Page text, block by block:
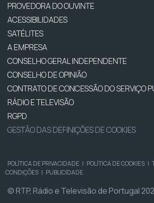
PROVEDORA DO OUVINTE
ACESSIBILIDADES
SATÉLITES
A EMPRESA
CONSELHO GERAL INDEPENDENTE
CONSELHO DE OPINIÃO
CONTRATO DE CONCESSÃO DO SERVIÇO
RÁDIO E TELEVISÃO
RGPD
GESTÃO DAS DEFINIÇÕES DE COOKIES
POLÍTICA DE PRIVACIDADE | POLÍTICA DE COOKIES |
CONDIÇÕES | PUBLICIDADE
© RTP, Rádio e Televisão de Portugal